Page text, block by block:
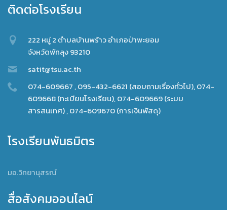
ติดต่อโรงเรียน
222 หมู่ 2 ตำบลบ้านพร้าว อำเภอป่าพะยอม
จังหวัดพัทลุง 93210
satit@tsu.ac.th
074-609667 , 095-432-6621 (สอบถามเรื่องทั่วไป), 074-
609668 (ทะเบียนโรงเรียน), 074-609669 (ระบบ
สารสนเทศ) , 074-609670 (การเงินพัสดุ)
โรงเรียนพันธมิตร
มอ.วิทยานุสรณ์
สื่อสังคมออนไลน์